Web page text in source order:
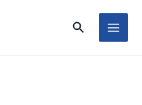
Rechercher